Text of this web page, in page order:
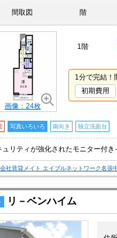
間取図 階
画像：24枚
1階
1分で完結！
初期費用
写真いろいろ 南向き 独立洗面台
社賃貸メイト エイブルネットワーク名張
リ－ベンハイム